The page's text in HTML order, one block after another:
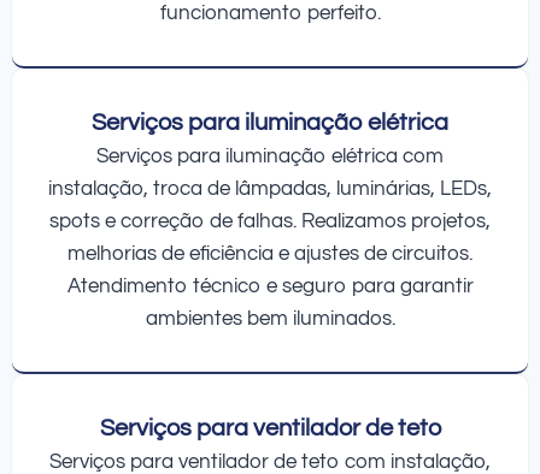
funcionamento perfeito.
Serviços para iluminação elétrica
Serviços para iluminação elétrica com
instalação, troca de lâmpadas, luminárias, LEDs,
spots e correção de falhas. Realizamos projetos,
melhorias de eficiência e ajustes de circuitos.
Atendimento técnico e seguro para garantir
ambientes bem iluminados.
Serviços para ventilador de teto
Serviços para ventilador de teto com instalação,